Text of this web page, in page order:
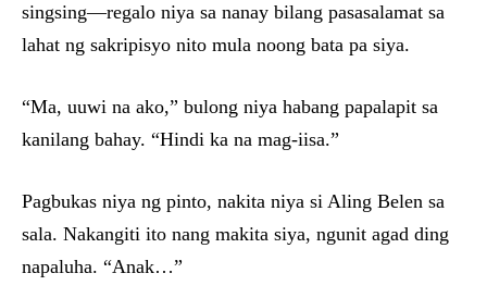
singsing—regalo niya sa nanay bilang pasasalamat sa
lahat ng sakripisyo nito mula noong bata pa siya.
“Ma, uuwi na ako,” bulong niya habang papalapit sa
kanilang bahay. “Hindi ka na mag-iisa.”
Pagbukas niya ng pinto, nakita niya si Aling Belen sa
sala. Nakangiti ito nang makita siya, ngunit agad ding
napaluha. “Anak…”